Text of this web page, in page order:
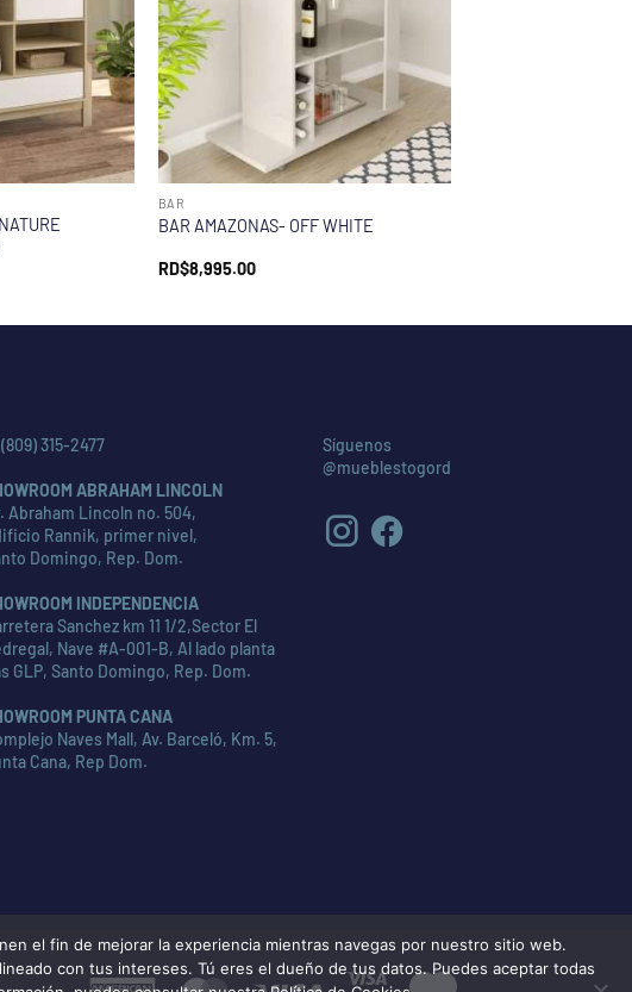
BAR
BAR AMAZONAS- OFF WHITE
RD$8,995.00
(809) 315-2477
ABRAHAM LINCOLN
Abraham Lincoln no. 504,
Rannik, primer nivel,
Domingo, Rep. Dom.
INDEPENDENCIA
Sanchez km 11 1/2,Sector El
Nave #A-001-B, Al lado planta
GLP, Santo Domingo, Rep. Dom.
PUNTA CANA
Naves Mall, Av. Barceló, Km. 5,
Cana, Rep Dom.
Síguenos
@mueblestogord
el fin de mejorar la experiencia mientras navegas por nuestro sitio web.
con tus intereses. Tú eres el dueño de tus datos. Puedes aceptar todas